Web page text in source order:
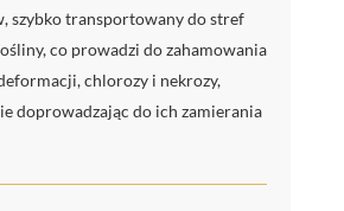
szybko transportowany do stref
co prowadzi do zahamowania
chlorozy i nekrozy,
doprowadzając do ich zamierania